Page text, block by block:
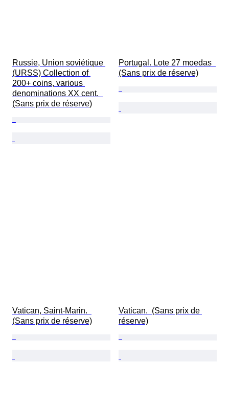
Russie, Union soviétique
(URSS) Collection of
200+ coins, various
denominations XX cent.
(Sans prix de réserve)
Portugal. Lote 27 moedas
(Sans prix de réserve)
Vatican, Saint-Marin.
(Sans prix de réserve)
Vatican.  (Sans prix de
réserve)